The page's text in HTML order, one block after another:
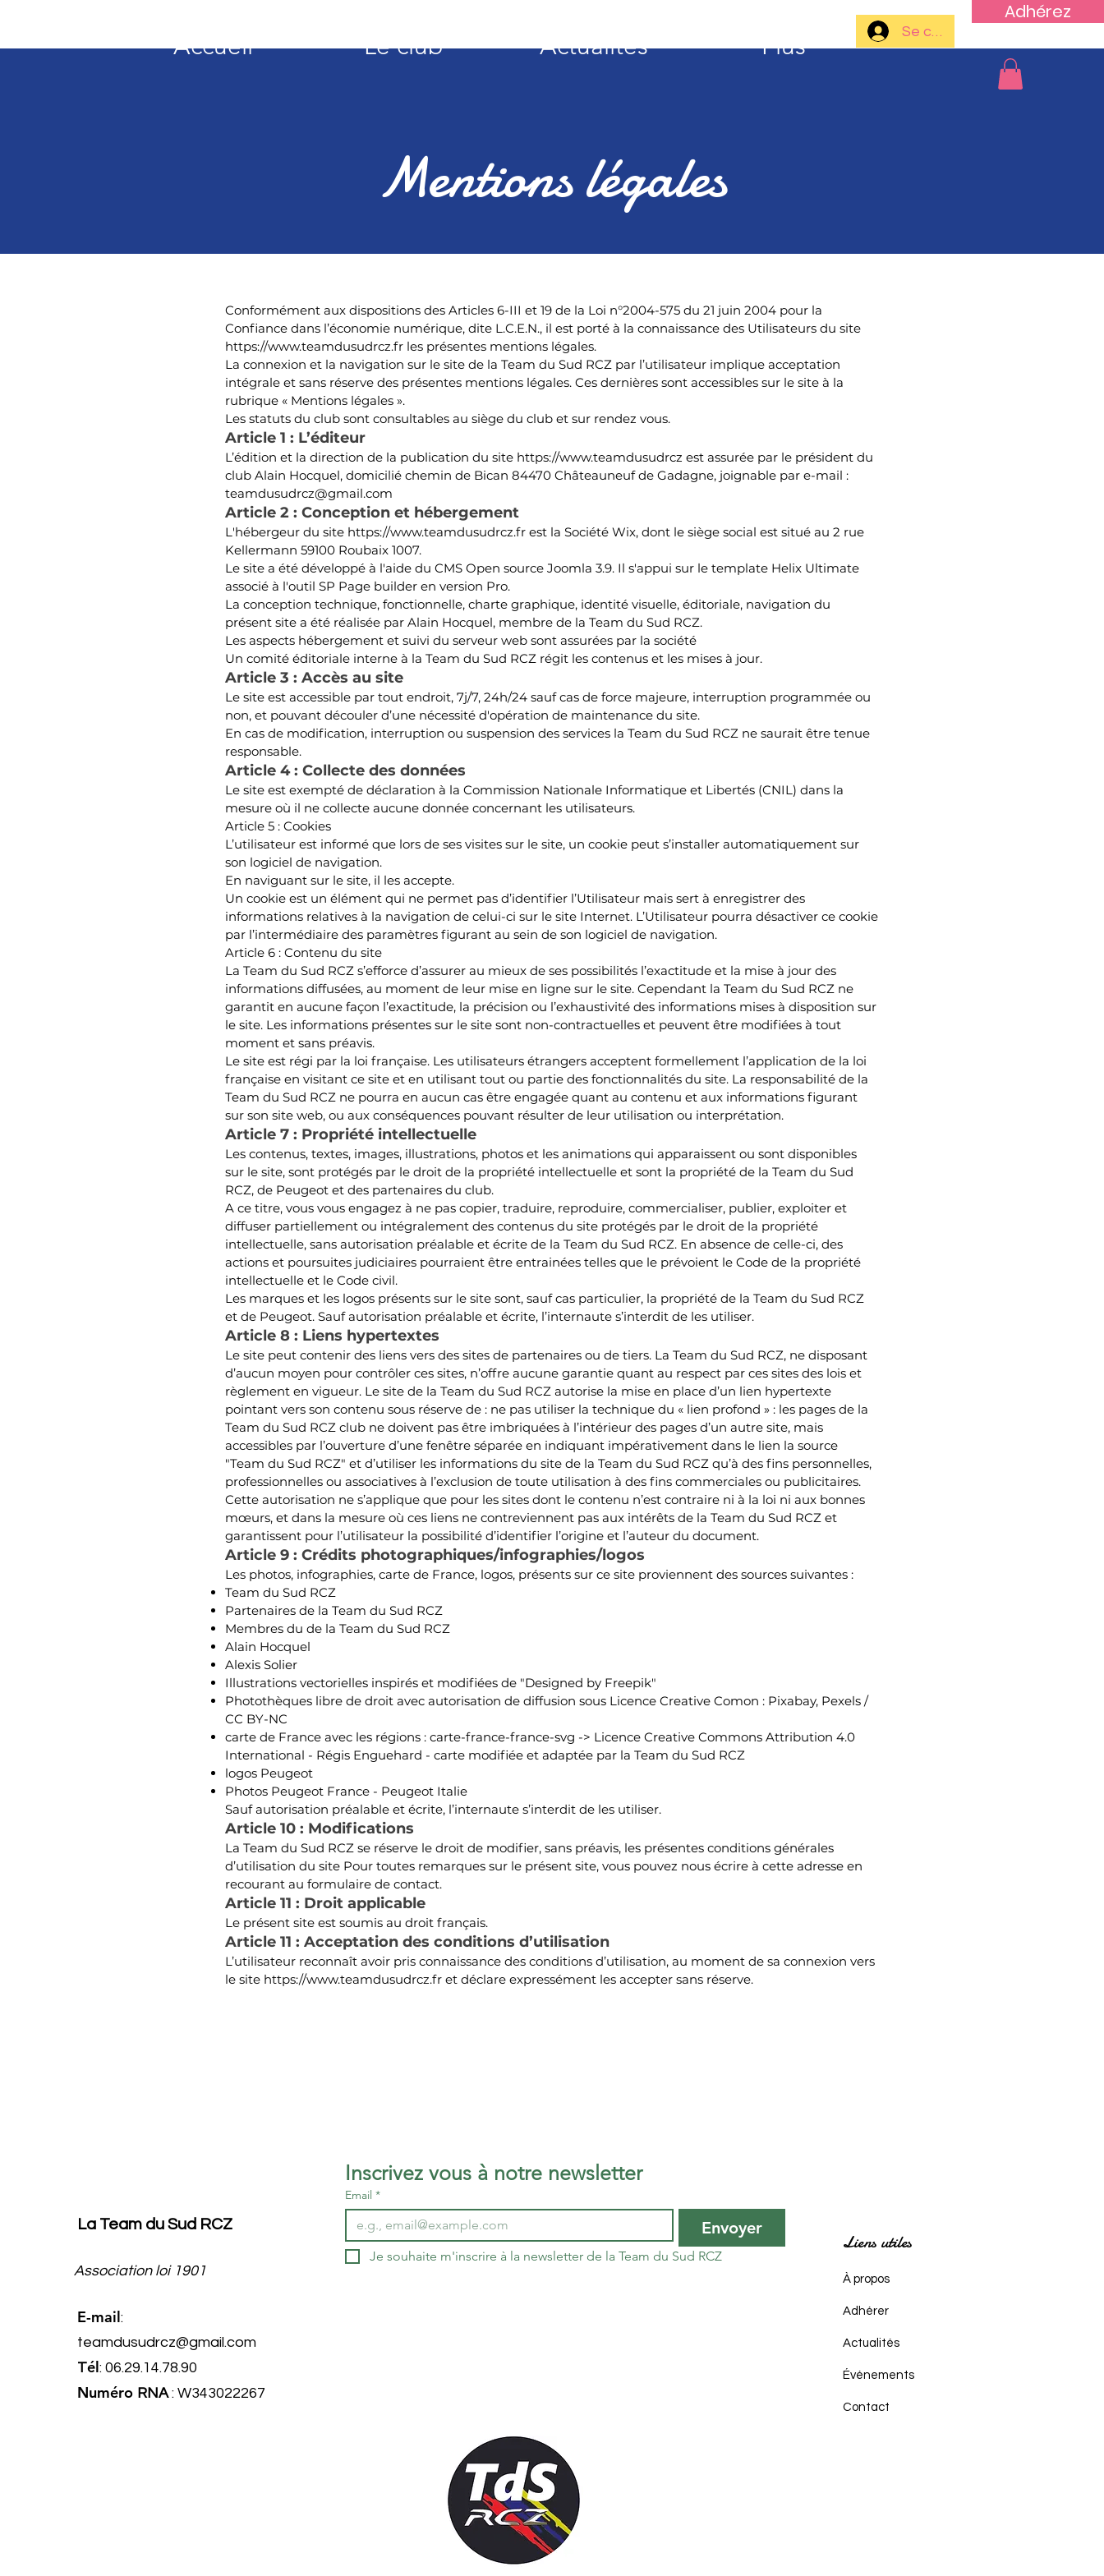
Adhérez
Accueil Le club Actualités Plus Se connecter
Mentions légales
Conformément aux dispositions des Articles 6-III et 19 de la Loi n°2004-575 du 21 juin 2004 pour la
Confiance dans l’économie numérique, dite L.C.E.N., il est porté à la connaissance des Utilisateurs du site
https://www.teamdusudrcz.fr les présentes mentions légales.
La connexion et la navigation sur le site de la Team du Sud RCZ par l’utilisateur implique acceptation
intégrale et sans réserve des présentes mentions légales. Ces dernières sont accessibles sur le site à la
rubrique « Mentions légales ».
Les statuts du club sont consultables au siège du club et sur rendez vous.
Article 1 : L’éditeur
L’édition et la direction de la publication du site https://www.teamdusudrcz est assurée par le président du
club Alain Hocquel, domicilié chemin de Bican 84470 Châteauneuf de Gadagne, joignable par e-mail :
teamdusudrcz@gmail.com
Article 2 : Conception et hébergement
L'hébergeur du site https://www.teamdusudrcz.fr est la Société Wix, dont le siège social est situé au 2 rue
Kellermann 59100 Roubaix 1007.
Le site a été développé à l'aide du CMS Open source Joomla 3.9. Il s'appui sur le template Helix Ultimate
associé à l'outil SP Page builder en version Pro.
La conception technique, fonctionnelle, charte graphique, identité visuelle, éditoriale, navigation du
présent site a été réalisée par Alain Hocquel, membre de la Team du Sud RCZ.
Les aspects hébergement et suivi du serveur web sont assurées par la société
Un comité éditoriale interne à la Team du Sud RCZ régit les contenus et les mises à jour.
Article 3 : Accès au site
Le site est accessible par tout endroit, 7j/7, 24h/24 sauf cas de force majeure, interruption programmée ou
non, et pouvant découler d’une nécessité d'opération de maintenance du site.
En cas de modification, interruption ou suspension des services la Team du Sud RCZ ne saurait être tenue
responsable.
Article 4 : Collecte des données
Le site est exempté de déclaration à la Commission Nationale Informatique et Libertés (CNIL) dans la
mesure où il ne collecte aucune donnée concernant les utilisateurs.
Article 5 : Cookies
L’utilisateur est informé que lors de ses visites sur le site, un cookie peut s’installer automatiquement sur
son logiciel de navigation.
En naviguant sur le site, il les accepte.
Un cookie est un élément qui ne permet pas d’identifier l’Utilisateur mais sert à enregistrer des
informations relatives à la navigation de celui-ci sur le site Internet. L’Utilisateur pourra désactiver ce cookie
par l’intermédiaire des paramètres figurant au sein de son logiciel de navigation.
Article 6 : Contenu du site
La Team du Sud RCZ s’efforce d’assurer au mieux de ses possibilités l’exactitude et la mise à jour des
informations diffusées, au moment de leur mise en ligne sur le site. Cependant la Team du Sud RCZ ne
garantit en aucune façon l’exactitude, la précision ou l’exhaustivité des informations mises à disposition sur
le site. Les informations présentes sur le site sont non-contractuelles et peuvent être modifiées à tout
moment et sans préavis.
Le site est régi par la loi française. Les utilisateurs étrangers acceptent formellement l’application de la loi
française en visitant ce site et en utilisant tout ou partie des fonctionnalités du site. La responsabilité de la
Team du Sud RCZ ne pourra en aucun cas être engagée quant au contenu et aux informations figurant
sur son site web, ou aux conséquences pouvant résulter de leur utilisation ou interprétation.
Article 7 : Propriété intellectuelle
Les contenus, textes, images, illustrations, photos et les animations qui apparaissent ou sont disponibles
sur le site, sont protégés par le droit de la propriété intellectuelle et sont la propriété de la Team du Sud
RCZ, de Peugeot et des partenaires du club.
A ce titre, vous vous engagez à ne pas copier, traduire, reproduire, commercialiser, publier, exploiter et
diffuser partiellement ou intégralement des contenus du site protégés par le droit de la propriété
intellectuelle, sans autorisation préalable et écrite de la Team du Sud RCZ. En absence de celle-ci, des
actions et poursuites judiciaires pourraient être entrainées telles que le prévoient le Code de la propriété
intellectuelle et le Code civil.
Les marques et les logos présents sur le site sont, sauf cas particulier, la propriété de la Team du Sud RCZ
et de Peugeot. Sauf autorisation préalable et écrite, l’internaute s’interdit de les utiliser.
Article 8 : Liens hypertextes
Le site peut contenir des liens vers des sites de partenaires ou de tiers. La Team du Sud RCZ, ne disposant
d’aucun moyen pour contrôler ces sites, n’offre aucune garantie quant au respect par ces sites des lois et
règlement en vigueur. Le site de la Team du Sud RCZ autorise la mise en place d’un lien hypertexte
pointant vers son contenu sous réserve de : ne pas utiliser la technique du « lien profond » : les pages de la
Team du Sud RCZ club ne doivent pas être imbriquées à l’intérieur des pages d’un autre site, mais
accessibles par l’ouverture d’une fenêtre séparée en indiquant impérativement dans le lien la source
"Team du Sud RCZ" et d’utiliser les informations du site de la Team du Sud RCZ qu’à des fins personnelles,
professionnelles ou associatives à l’exclusion de toute utilisation à des fins commerciales ou publicitaires.
Cette autorisation ne s’applique que pour les sites dont le contenu n’est contraire ni à la loi ni aux bonnes
mœurs, et dans la mesure où ces liens ne contreviennent pas aux intérêts de la Team du Sud RCZ et
garantissent pour l’utilisateur la possibilité d’identifier l’origine et l’auteur du document.
Article 9 : Crédits photographiques/infographies/logos
Les photos, infographies, carte de France, logos, présents sur ce site proviennent des sources suivantes :
Team du Sud RCZ
Partenaires de la Team du Sud RCZ
Membres du de la Team du Sud RCZ
Alain Hocquel
Alexis Solier
Illustrations vectorielles inspirés et modifiées de "Designed by Freepik"
Photothèques libre de droit avec autorisation de diffusion sous Licence Creative Comon : Pixabay, Pexels /
CC BY-NC
carte de France avec les régions : carte-france-france-svg -> Licence Creative Commons Attribution 4.0
International - Régis Enguehard - carte modifiée et adaptée par la Team du Sud RCZ
logos Peugeot
Photos Peugeot France - Peugeot Italie
Sauf autorisation préalable et écrite, l’internaute s’interdit de les utiliser.
Article 10 : Modifications
La Team du Sud RCZ se réserve le droit de modifier, sans préavis, les présentes conditions générales
d’utilisation du site Pour toutes remarques sur le présent site, vous pouvez nous écrire à cette adresse en
recourant au formulaire de contact.
Article 11 : Droit applicable
Le présent site est soumis au droit français.
Article 11 : Acceptation des conditions d’utilisation
L’utilisateur reconnaît avoir pris connaissance des conditions d’utilisation, au moment de sa connexion vers
le site https://www.teamdusudrcz.fr et déclare expressément les accepter sans réserve.
La Team du Sud RCZ
Association loi 1901
E-mail:
teamdusudrcz@gmail.com
Tél: 06.29.14.78.90
Numéro RNA: W343022267
Liens utiles
À propos
Adhérer
Actualités
Événements
Contact
Inscrivez vous à notre newsletter
Email *
Envoyer
Je souhaite m'inscrire à la newsletter de la Team du Sud RCZ